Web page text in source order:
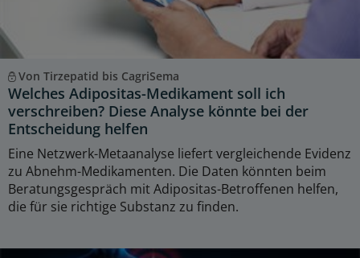
Von Tirzepatid bis CagriSema
Welches Adipositas-Medikament soll ich
verschreiben? Diese Analyse könnte bei der
Entscheidung helfen
Eine Netzwerk-Metaanalyse liefert vergleichende Evidenz
zu Abnehm-Medikamenten. Die Daten könnten beim
Beratungsgespräch mit Adipositas-Betroffenen helfen,
die für sie richtige Substanz zu finden.